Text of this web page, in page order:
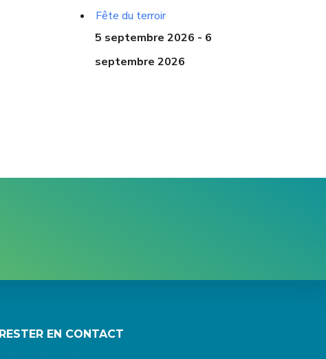
Fête du terroir
5 septembre 2026 - 6
septembre 2026
RESTER EN CONTACT